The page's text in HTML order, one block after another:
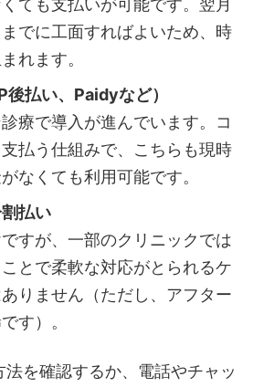
でに工面すればよいため、時
れます。
払い、Paidyなど）
療で導入が進んでいます。コ
払う仕組みで、こちらも現時
なくても利用可能です。
払い
すが、一部のクリニックでは
とで柔軟な対応がとられるケ
りません（ただし、アフター
す）。
を確認するか、電話やチャッ